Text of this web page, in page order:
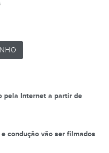
pela Internet a partir de
condução vão ser filmados